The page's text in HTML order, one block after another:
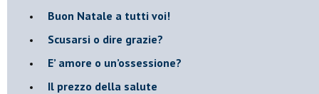
​Buon Natale a tutti voi!
​Scusarsi o dire grazie?
​E’ amore o un’ossessione?
​Il prezzo della salute